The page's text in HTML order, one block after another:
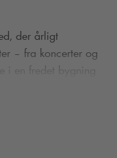
der årligt
– fra koncerter og
i en fredet bygning
til 200 siddende